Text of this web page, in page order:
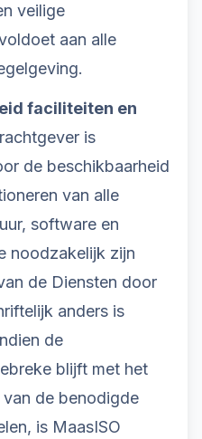
veilige
aan alle
faciliteiten en
is
de beschikbaarheid
van alle
software en
noodzakelijk zijn
de Diensten door
anders is
de
blijft met het
de benodigde
is MaasISO